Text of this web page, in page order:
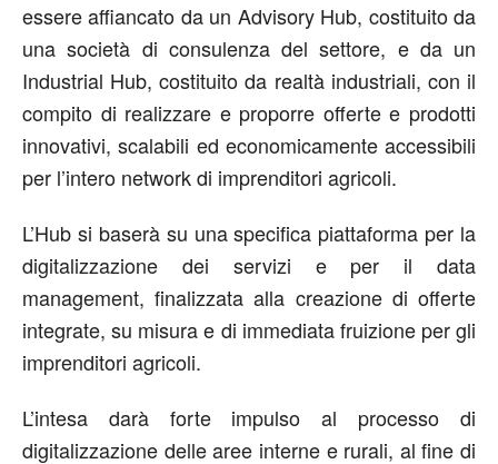
essere affiancato da un Advisory Hub, costituito da
una società di consulenza del settore, e da un
Industrial Hub, costituito da realtà industriali, con il
compito di realizzare e proporre offerte e prodotti
innovativi, scalabili ed economicamente accessibili
per l’intero network di imprenditori agricoli.
L’Hub si baserà su una specifica piattaforma per la
digitalizzazione dei servizi e per il data
management, finalizzata alla creazione di offerte
integrate, su misura e di immediata fruizione per gli
imprenditori agricoli.
L’intesa darà forte impulso al processo di
digitalizzazione delle aree interne e rurali, al fine di